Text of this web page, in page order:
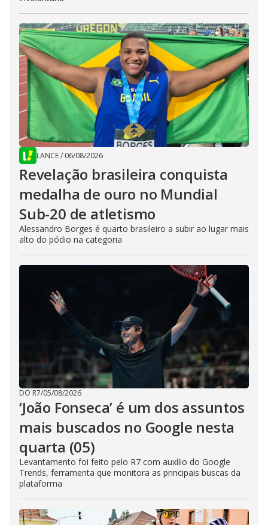
LANCE/ 06/08/2026
Revelação brasileira conquista
medalha de ouro no Mundial
Sub-20 de atletismo
Alessandro Borges é quarto brasileiro a subir ao lugar mais
alto do pódio na categoria
DO R7/05/08/2026
‘João Fonseca’ é um dos assuntos
mais buscados no Google nesta
quarta (05)
Levantamento foi feito pelo R7 com auxílio do Google
Trends, ferramenta que monitora as principais buscas da
plataforma